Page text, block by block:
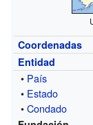
Coordenadas
Entidad
• País
• Estado
•Condado